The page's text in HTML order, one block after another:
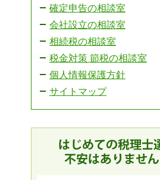
確定申告の相談室
会社設立の相談室
相続税の相談室
税金対策 節税の相談室
個人情報保護方針
サイトマップ